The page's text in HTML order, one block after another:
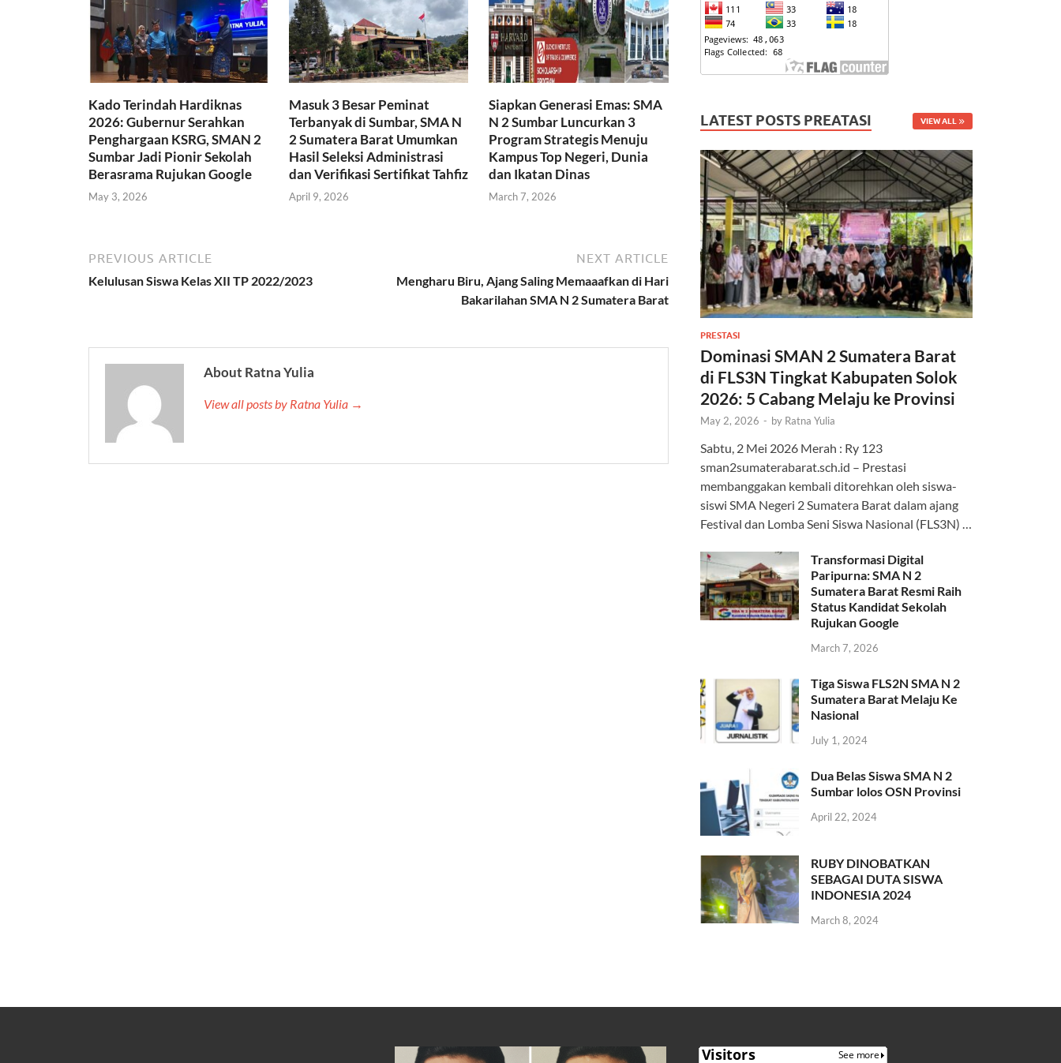
Kado Terindah Hardiknas
2026: Gubernur Serahkan
Penghargaan KSRG, SMAN 2
Sumbar Jadi Pionir Sekolah
Berasrama Rujukan Google
May 3, 2026
Masuk 3 Besar Peminat
Terbanyak di Sumbar, SMA N
2 Sumatera Barat Umumkan
Hasil Seleksi Administrasi
dan Verifikasi Sertifikat Tahfiz
April 9, 2026
Siapkan Generasi Emas: SMA
N 2 Sumbar Luncurkan 3
Program Strategis Menuju
Kampus Top Negeri, Dunia
dan Ikatan Dinas
March 7, 2026
PREVIOUS ARTICLE
Kelulusan Siswa Kelas XII TP 2022/2023
NEXT ARTICLE
Mengharu Biru, Ajang Saling Memaaafkan di Hari
Bakarilahan SMA N 2 Sumatera Barat
About Ratna Yulia
View all posts by Ratna Yulia →
LATEST POSTS PREATASI VIEW ALL
PRESTASI
Dominasi SMAN 2 Sumatera Barat
di FLS3N Tingkat Kabupaten Solok
2026: 5 Cabang Melaju ke Provinsi
May 2, 2026 - by Ratna Yulia
Sabtu, 2 Mei 2026 Merah : Ry 123
sman2sumaterabarat.sch.id – Prestasi
membanggakan kembali ditorehkan oleh siswa-
siswi SMA Negeri 2 Sumatera Barat dalam ajang
Festival dan Lomba Seni Siswa Nasional (FLS3N) …
Transformasi Digital
Paripurna: SMA N 2
Sumatera Barat Resmi Raih
Status Kandidat Sekolah
Rujukan Google
March 7, 2026
Tiga Siswa FLS2N SMA N 2
Sumatera Barat Melaju Ke
Nasional
July 1, 2024
Dua Belas Siswa SMA N 2
Sumbar lolos OSN Provinsi
April 22, 2024
RUBY DINOBATKAN
SEBAGAI DUTA SISWA
INDONESIA 2024
March 8, 2024